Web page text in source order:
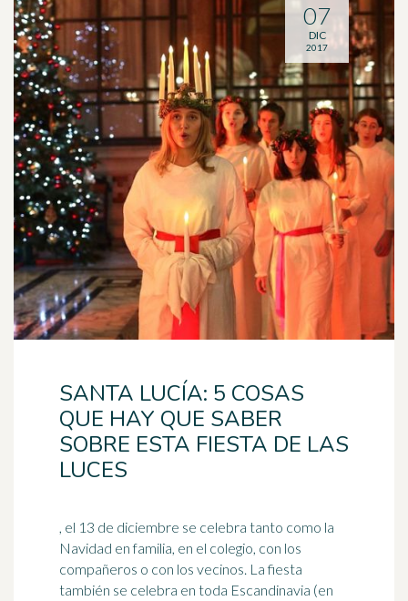
SANTA LUCÍA: 5 COSAS
QUE HAY QUE SABER
SOBRE ESTA FIESTA DE LAS
LUCES
, el 13 de diciembre se celebra tanto como la
Navidad en familia, en el colegio, con los
compañeros o con los vecinos. La fiesta
también se celebra en toda Escandinavia (en
07
DIC
2017